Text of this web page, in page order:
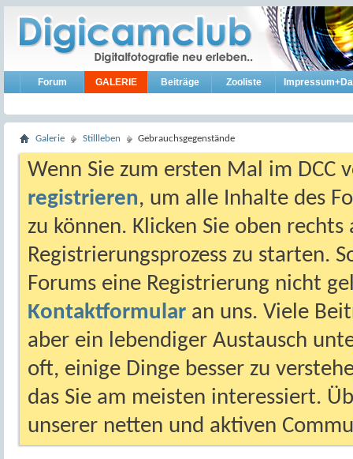
Forum GALERIE Beiträge Zooliste
Galerie Stillleben Gebrauchsgegenstände
Wenn Sie zum ersten Mal im DCC
registrieren, um alle Inhalte des
zu können. Klicken Sie oben
Registrierungsprozess zu starten.
Forums eine Registrierung nicht
Kontaktformular an uns. Viele
aber ein lebendiger Austausch
oft, einige Dinge besser zu
das Sie am meisten interessiert.
unserer netten und aktiven